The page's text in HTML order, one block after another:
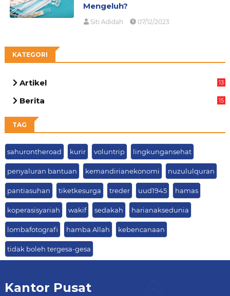
Mengeluh?
Siti Adidah 07/12/2023
KATEGORI
Artikel
13
Berita
15
TAG
sahurontheroad kurir voluntrip lingkungansehat
penyaluran bantuan kemandirianekonomi nuzululquran
pantiasuhan tiketkesurga treder uud1945 hamas
koperasisyariah wakif sedakah harianaksedunia
lombafotografi hamba Allah kebencanaan
tidak boleh tergesa-gesa
Kantor Pusat